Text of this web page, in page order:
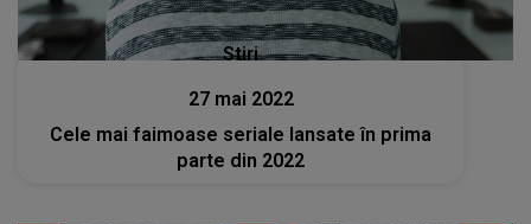
Stiri
27 mai 2022
Cele mai faimoase seriale lansate în prima
parte din 2022